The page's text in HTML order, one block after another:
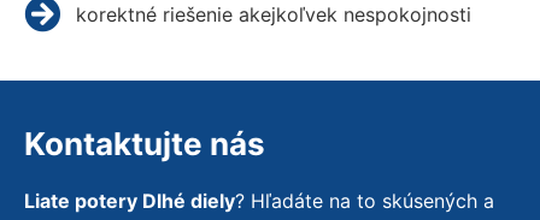
korektné riešenie akejkoľvek nespokojnosti
Kontaktujte nás
Liate potery Dlhé diely? Hľadáte na to skúsených a